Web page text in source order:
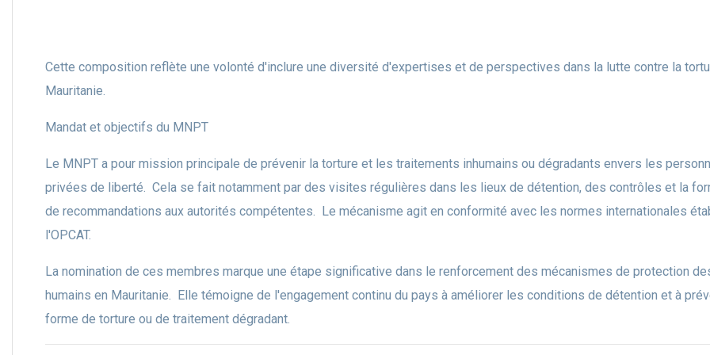
Cette composition reflète une volonté d'inclure une diversité d'expertises et de perspectives dans la lutte contre la
Mauritanie.
Mandat et objectifs du MNPT
Le MNPT a pour mission principale de prévenir la torture et les traitements inhumains ou dégradants envers les
privées de liberté. Cela se fait notamment par des visites régulières dans les lieux de détention, des contrôles et la
de recommandations aux autorités compétentes. Le mécanisme agit en conformité avec les normes internationales
l'OPCAT.
La nomination de ces membres marque une étape significative dans le renforcement des mécanismes de protection
humains en Mauritanie. Elle témoigne de l'engagement continu du pays à améliorer les conditions de détention et à
forme de torture ou de traitement dégradant.